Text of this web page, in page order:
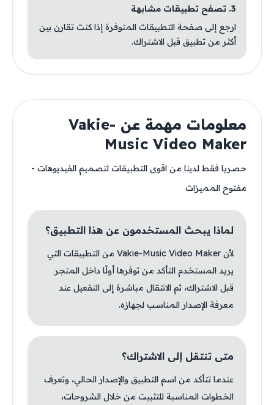
3. تصفح تطبيقات مشابهة
ارجع إلى صفحة التطبيقات المتوفرة إذا كنت تقارن بين
أكثر من تطبيق قبل الاشتراك.
معلومات مهمة عن Vakie-
Music Video Maker
حصريا فقط لدينا من اقوى التطبيقات لتصميم الفيديوهات -
مفتوح المميزات
لماذا يبحث المستخدمون عن هذا التطبيق؟
لأن Vakie-Music Video Maker من التطبيقات التي
يريد المستخدم التأكد من توفرها أولًا داخل المتجر
قبل الاشتراك، ثم الانتقال مباشرة إلى التفعيل عند
معرفة الإصدار المناسب لجهازه.
متى تنتقل إلى الاشتراك؟
عندما تتأكد من اسم التطبيق والإصدار الحالي، وتعرف
الخطوات المناسبة للتثبيت من خلال الشروحات،